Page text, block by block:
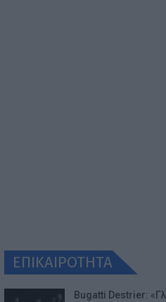
ΕΠΙΚΑΙΡΟΤΗΤΑ
Bugatti Destrier: